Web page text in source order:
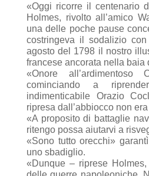
«Oggi ricorre il centenario
Holmes, rivolto all’amico
una delle poche pause
costringeva il sodalizio
agosto del 1798 il nostro
francese ancorata nella baia
«Onore all’ardimentoso
cominciando a
indimenticabile Orazio
ripresa dall’abbiocco non
«A proposito di battaglie
ritengo possa aiutarvi a
«Sono tutto orecchi»
uno sbadiglio.
«Dunque – riprese